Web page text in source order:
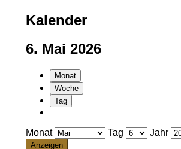
Kalender
6. Mai 2026
Monat
Woche
Tag
Monat Tag Jahr